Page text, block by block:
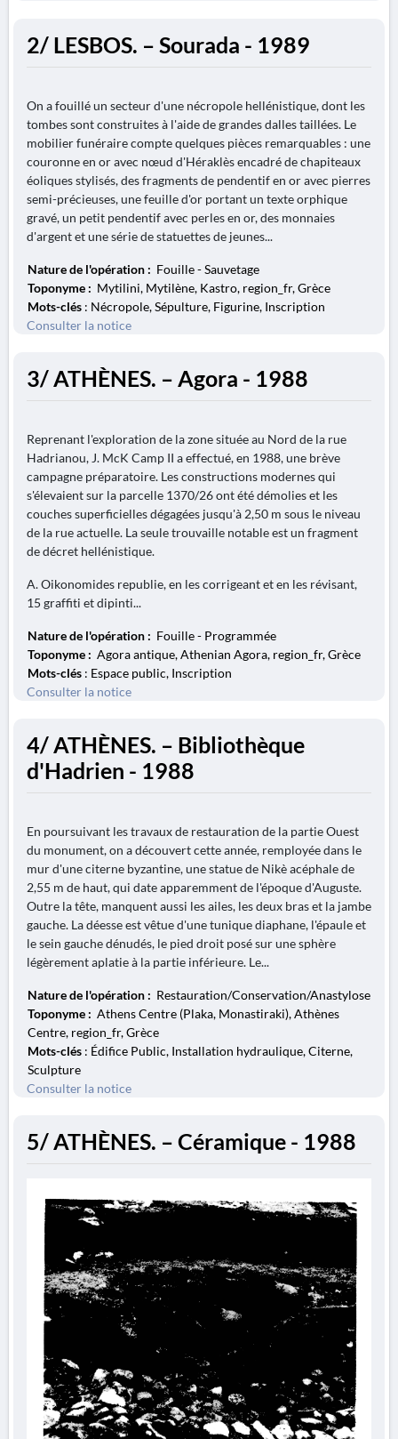
2/ LESBOS. – Sourada - 1989
On a fouillé un secteur d'une nécropole hellénistique, dont les
tombes sont construites à l'aide de grandes dalles taillées. Le
mobilier funéraire compte quelques pièces remarquables : une
couronne en or avec nœud d'Héraklès encadré de chapiteaux
éoliques stylisés, des fragments de pendentif en or avec pierres
semi-précieuses, une feuille d'or portant un texte orphique
gravé, un petit pendentif avec perles en or, des monnaies
d'argent et une série de statuettes de jeunes...
Nature de l'opération : Fouille - Sauvetage
Toponyme : Mytilini, Mytilène, Kastro, region_fr, Grèce
Mots-clés : Nécropole, Sépulture, Figurine, Inscription
Consulter la notice
3/ ATHÈNES. – Agora - 1988
Reprenant l'exploration de la zone située au Nord de la rue
Hadrianou, J. McK Camp II a effectué, en 1988, une brève
campagne préparatoire. Les constructions modernes qui
s'élevaient sur la parcelle 1370/26 ont été démolies et les
couches superficielles dégagées jusqu'à 2,50 m sous le niveau
de la rue actuelle. La seule trouvaille notable est un fragment
de décret hellénistique.
A. Oikonomides republie, en les corrigeant et en les révisant,
15 graffiti et dipinti...
Nature de l'opération : Fouille - Programmée
Toponyme : Agora antique, Athenian Agora, region_fr, Grèce
Mots-clés : Espace public, Inscription
Consulter la notice
4/ ATHÈNES. – Bibliothèque
d'Hadrien - 1988
En poursuivant les travaux de restauration de la partie Ouest
du monument, on a découvert cette année, remployée dans le
mur d'une citerne byzantine, une statue de Nikè acéphale de
2,55 m de haut, qui date apparemment de l'époque d'Auguste.
Outre la tête, manquent aussi les ailes, les deux bras et la jambe
gauche. La déesse est vêtue d'une tunique diaphane, l'épaule et
le sein gauche dénudés, le pied droit posé sur une sphère
légèrement aplatie à la partie inférieure. Le...
Nature de l'opération : Restauration/Conservation/Anastylose
Toponyme : Athens Centre (Plaka, Monastiraki), Athènes
Centre, region_fr, Grèce
Mots-clés : Édifice Public, Installation hydraulique, Citerne,
Sculpture
Consulter la notice
5/ ATHÈNES. – Céramique - 1988